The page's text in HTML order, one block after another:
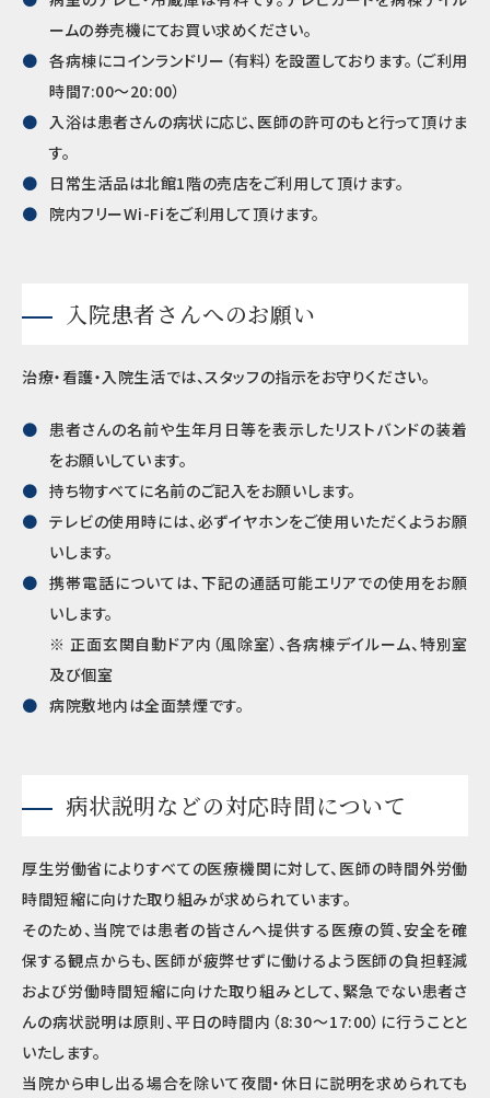
ームの券売機にてお買い求めください。
各病棟にコインランドリー（有料）を設置しております。（ご利用
時間7:00～20:00）
入浴は患者さんの病状に応じ、医師の許可のもと行って頂けま
す。
日常生活品は北館1階の売店をご利用して頂けます。
院内フリーWi-Fiをご利用して頂けます。
入院患者さんへのお願い
治療・看護・入院生活では、スタッフの指示をお守りください。
患者さんの名前や生年月日等を表示したリストバンドの装着
をお願いしています。
持ち物すべてに名前のご記入をお願いします。
テレビの使用時には、必ずイヤホンをご使用いただくようお願
いします。
携帯電話については、下記の通話可能エリアでの使用をお願
いします。
※ 正面玄関自動ドア内（風除室）、各病棟デイルーム、特別室
及び個室
病院敷地内は全面禁煙です。
病状説明などの対応時間について
厚生労働省によりすべての医療機関に対して、医師の時間外労働
時間短縮に向けた取り組みが求められています。
そのため、当院では患者の皆さんへ提供する医療の質、安全を確
保する観点からも、医師が疲弊せずに働けるよう医師の負担軽減
および労働時間短縮に向けた取り組みとして、緊急でない患者さ
んの病状説明は原則、平日の時間内（8:30～17:00）に行うことと
いたします。
当院から申し出る場合を除いて夜間・休日に説明を求められても